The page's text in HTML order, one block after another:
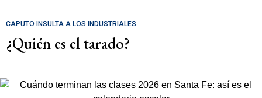
CAPUTO INSULTA A LOS INDUSTRIALES
¿Quién es el tarado?